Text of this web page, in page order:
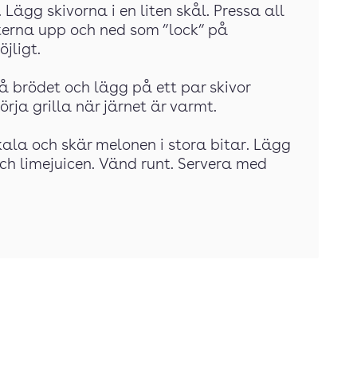
skivorna i en liten skål. Pressa all
upp och ned som ”lock” på
brödet och lägg på ett par skivor
grilla när järnet är varmt.
och skär melonen i stora bitar. Lägg
limejuicen. Vänd runt. Servera med